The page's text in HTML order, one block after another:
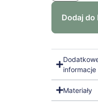
Dodaj do
informacje
Materiały